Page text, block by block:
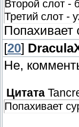
Второй слот -
Третий слот -
Попахивает
[20]
Не,
Цитата
Попахивает